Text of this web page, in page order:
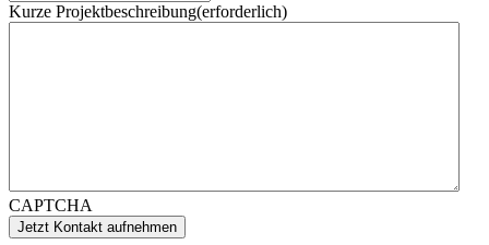
Kurze Projektbeschreibung(erforderlich)
CAPTCHA